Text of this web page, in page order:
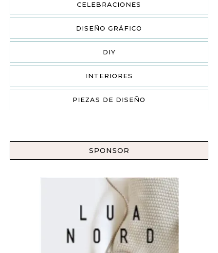
CELEBRACIONES
DISEÑO GRÁFICO
DIY
INTERIORES
PIEZAS DE DISEÑO
SPONSOR